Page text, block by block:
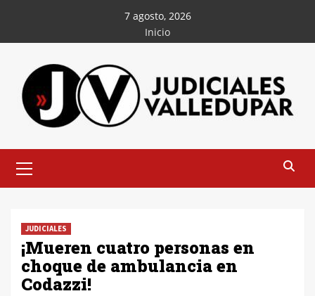
contenido
7 agosto, 2026
Inicio
principal
JUDICIALES
¡Mueren cuatro personas en
choque de ambulancia en
Codazzi!